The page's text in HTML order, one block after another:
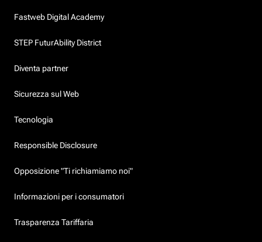
Fastweb Digital Academy
STEP FuturAbility District
Diventa partner
Sicurezza sul Web
Tecnologia
Responsible Disclosure
Opposizione "Ti richiamiamo noi"
Informazioni per i consumatori
Trasparenza Tariffaria